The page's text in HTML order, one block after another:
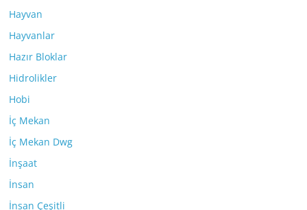
Hayvan
Hayvanlar
Hazır Bloklar
Hidrolikler
Hobi
İç Mekan
İç Mekan Dwg
İnşaat
İnsan
İnsan Çeşitli